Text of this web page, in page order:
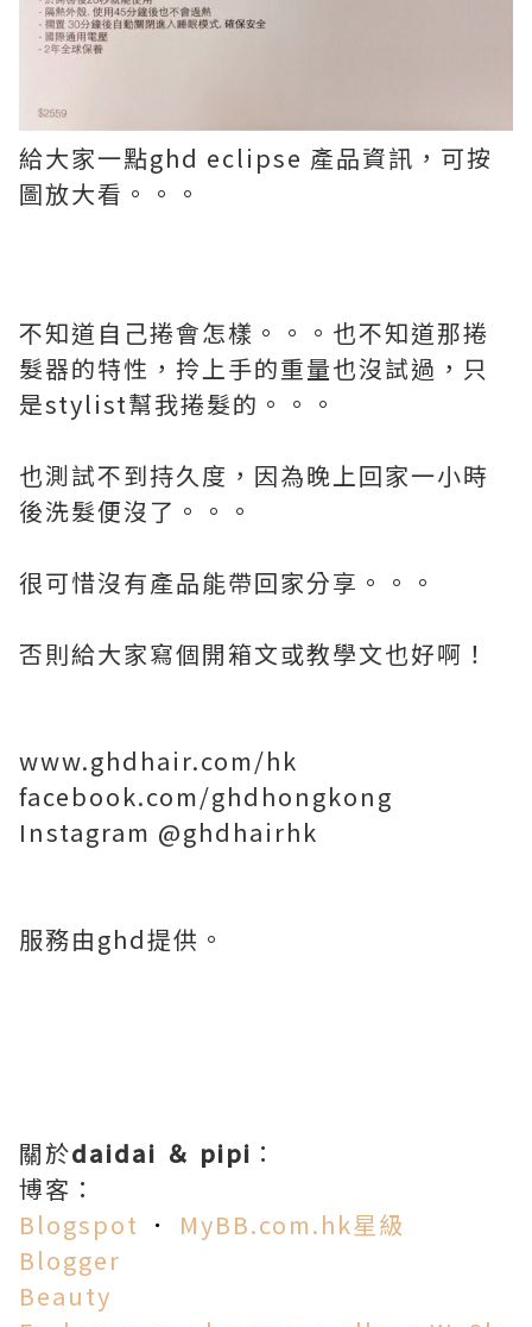
給大家一點ghd eclipse 產品資訊，可按
圖放大看。。。
不知道自己捲會怎樣。。。也不知道那捲
髮器的特性，拎上手的重量也沒試過，只
是stylist幫我捲髮的。。。
也測試不到持久度，因為晚上回家一小時
後洗髮便沒了。。。
很可惜沒有產品能帶回家分享。。。
否則給大家寫個開箱文或教學文也好啊！
www.ghdhair.com/hk
facebook.com/ghdhongkong
Instagram @ghdhairhk
服務由ghd提供。
關於daidai ＆ pipi ：
博客：
Blogspot ． MyBB.com.hk星級
Blogger
Beauty